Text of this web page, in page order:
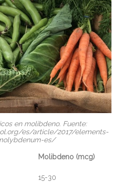
en molibdeno. Fuente:
es/article/2017/elements-
es/
Molibdeno (mcg)
15-30